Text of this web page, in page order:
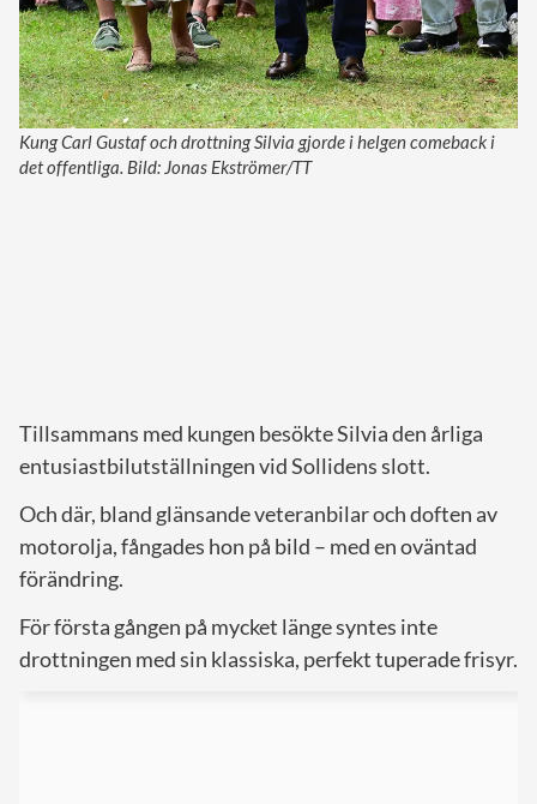
Kung Carl Gustaf och drottning Silvia gjorde i helgen comeback i
det offentliga. Bild: Jonas Ekströmer/TT
Tillsammans med kungen besökte Silvia den årliga
entusiastbilutställningen vid Sollidens slott.
Och där, bland glänsande veteranbilar och doften av
motorolja, fångades hon på bild – med en oväntad
förändring.
För första gången på mycket länge syntes inte
drottningen med sin klassiska, perfekt tuperade frisyr.